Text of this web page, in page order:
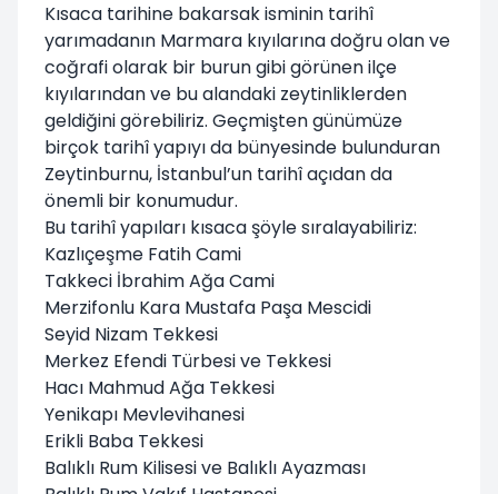
Kısaca tarihine bakarsak isminin tarihî
yarımadanın Marmara kıyılarına doğru olan ve
coğrafi olarak bir burun gibi görünen ilçe
kıyılarından ve bu alandaki zeytinliklerden
geldiğini görebiliriz. Geçmişten günümüze
birçok tarihî yapıyı da bünyesinde bulunduran
Zeytinburnu, İstanbul’un tarihî açıdan da
önemli bir konumudur.
Bu tarihî yapıları kısaca şöyle sıralayabiliriz:
Kazlıçeşme Fatih Cami
Takkeci İbrahim Ağa Cami
Merzifonlu Kara Mustafa Paşa Mescidi
Seyid Nizam Tekkesi
Merkez Efendi Türbesi ve Tekkesi
Hacı Mahmud Ağa Tekkesi
Yenikapı Mevlevihanesi
Erikli Baba Tekkesi
Balıklı Rum Kilisesi ve Balıklı Ayazması